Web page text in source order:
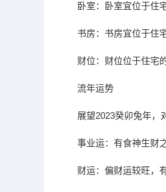
卧室：卧室宜位于住
书房：书房宜位于住
财位：财位位于住宅
流年运势
展望2023癸卯兔年，
事业运：有食神生财
财运：偏财运较旺，